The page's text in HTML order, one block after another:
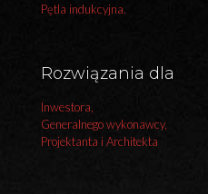
Pętla indukcyjna.
Rozwiązania dla
Inwestora,
Generalnego wykonawcy,
Projektanta i Architekta